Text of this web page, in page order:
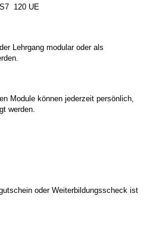
120 UE
Lehrgang modular oder als
Module können jederzeit persönlich,
werden.
oder Weiterbildungsscheck ist